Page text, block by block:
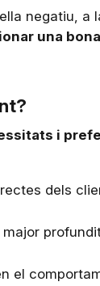
negatiu, a
una
i
dels
el